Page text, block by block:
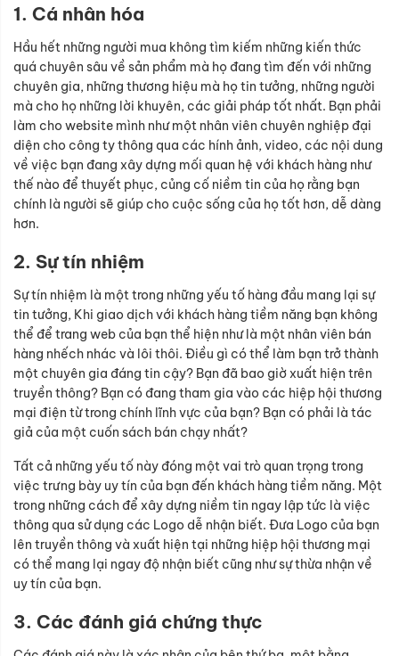
1. Cá nhân hóa
Hầu hết những người mua không tìm kiếm những kiến thức
quá chuyên sâu về sản phẩm mà họ đang tìm đến với những
chuyên gia, những thương hiệu mà họ tin tưởng, những người
mà cho họ những lời khuyên, các giải pháp tốt nhất. Bạn phải
làm cho website mình như một nhân viên chuyên nghiệp đại
diện cho công ty thông qua các hính ảnh, video, các nội dung
về việc bạn đang xây dựng mối quan hệ với khách hàng như
thế nào để thuyết phục, củng cố niềm tin của họ rằng bạn
chính là người sẽ giúp cho cuộc sống của họ tốt hơn, dễ dàng
hơn.
2. Sự tín nhiệm
Sự tín nhiệm là một trong những yếu tố hàng đầu mang lại sự
tin tưởng, Khi giao dịch với khách hàng tiềm năng bạn không
thể để trang web của bạn thể hiện như là một nhân viên bán
hàng nhếch nhác và lôi thôi. Điều gì có thể làm bạn trở thành
một chuyên gia đáng tin cậy? Bạn đã bao giờ xuất hiện trên
truyền thông? Bạn có đang tham gia vào các hiệp hội thương
mại điện từ trong chính lĩnh vực của bạn? Bạn có phải là tác
giả của một cuốn sách bán chạy nhất?
Tất cả những yếu tố này đóng một vai trò quan trọng trong
việc trưng bày uy tín của bạn đến khách hàng tiềm năng. Một
trong những cách để xây dựng niềm tin ngay lập tức là việc
thông qua sử dụng các Logo dễ nhận biết. Đưa Logo của bạn
lên truyền thông và xuất hiện tại những hiệp hội thương mại
có thể mang lại ngay độ nhận biết cũng như sự thừa nhận về
uy tín của bạn.
3. Các đánh giá chứng thực